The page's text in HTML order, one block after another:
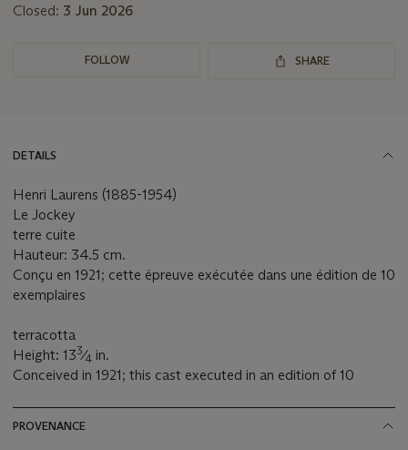
Closed: 3 Jun 2026
FOLLOW SHARE
DETAILS
Henri Laurens (1885-1954)
Le Jockey
terre cuite
Hauteur: 34.5 cm.
Conçu en 1921; cette épreuve exécutée dans une édition de 10
exemplaires
terracotta
Height: 133⁄4 in.
Conceived in 1921; this cast executed in an edition of 10
PROVENANCE